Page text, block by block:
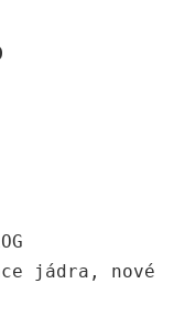
jádra,